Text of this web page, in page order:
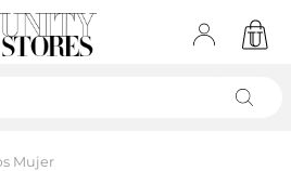
Mujer